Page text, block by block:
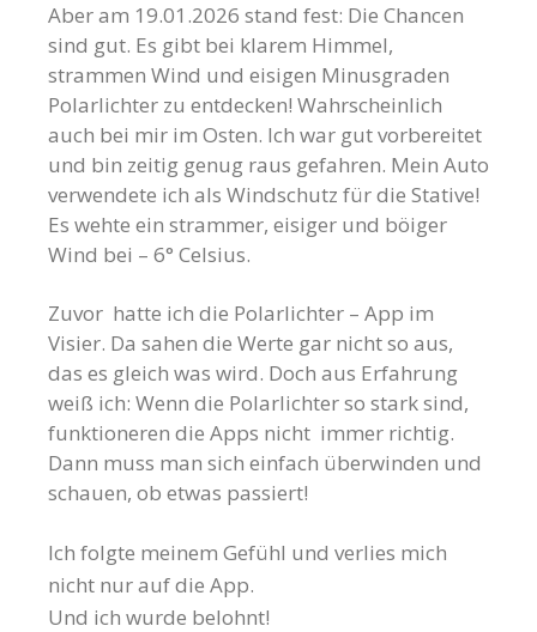
Aber am 19.01.2026 stand fest: Die Chancen
sind gut. Es gibt bei klarem Himmel,
strammen Wind und eisigen Minusgraden
Polarlichter zu entdecken! Wahrscheinlich
auch bei mir im Osten. Ich war gut vorbereitet
und bin zeitig genug raus gefahren. Mein Auto
verwendete ich als Windschutz für die Stative!
Es wehte ein strammer, eisiger und böiger
Wind bei – 6° Celsius.
Zuvor hatte ich die Polarlichter – App im
Visier. Da sahen die Werte gar nicht so aus,
das es gleich was wird. Doch aus Erfahrung
weiß ich: Wenn die Polarlichter so stark sind,
funktioneren die Apps nicht immer richtig.
Dann muss man sich einfach überwinden und
schauen, ob etwas passiert!
Ich folgte meinem Gefühl und verlies mich
nicht nur auf die App.
Und ich wurde belohnt!